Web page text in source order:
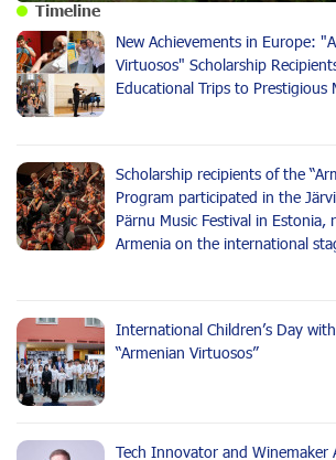
Timeline
New Achievements in Europe:
Virtuosos" Scholarship
Educational Trips to Prestigious
Scholarship recipients of the
Program participated in the
Pärnu Music Festival in Estonia,
Armenia on the international
International Children’s Day
“Armenian Virtuosos”
Tech Innovator and Winemaker